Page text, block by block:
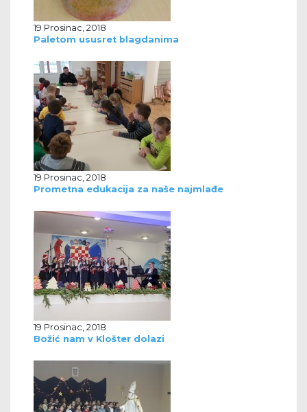
19 Prosinac, 2018
Paletom ususret blagdanima
19 Prosinac, 2018
Prometna edukacija za naše najmlađe
19 Prosinac, 2018
Božić nam v Klošter dolazi